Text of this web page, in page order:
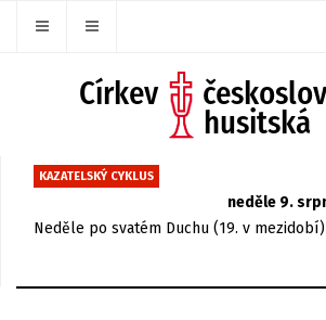
KAZATELSKÝ CYKLUS
neděle 9.
Neděle po svatém Duchu (19. v mezidobí)